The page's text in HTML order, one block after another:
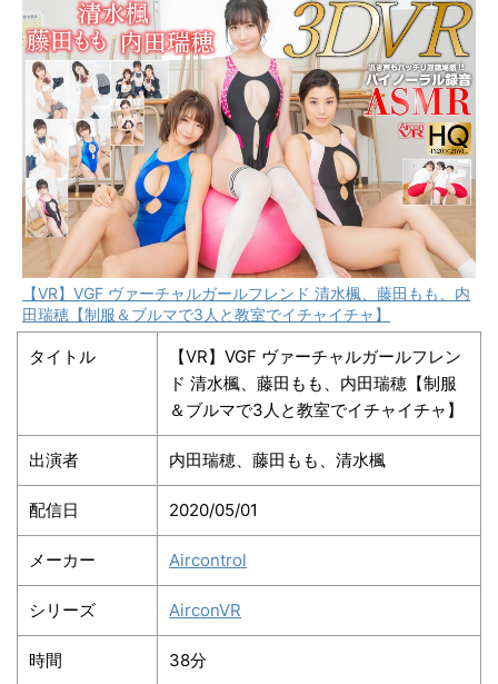
【VR】VGF ヴァーチャルガールフレンド 清水楓、藤田もも、内
田瑞穂【制服＆ブルマで3人と教室でイチャイチャ】
タイトル
【VR】VGF ヴァーチャルガールフレン
ド 清水楓、藤田もも、内田瑞穂【制服
＆ブルマで3人と教室でイチャイチャ】
出演者 内田瑞穂、藤田もも、清水楓
配信日 2020/05/01
メーカー Aircontrol
シリーズ AirconVR
時間 38分